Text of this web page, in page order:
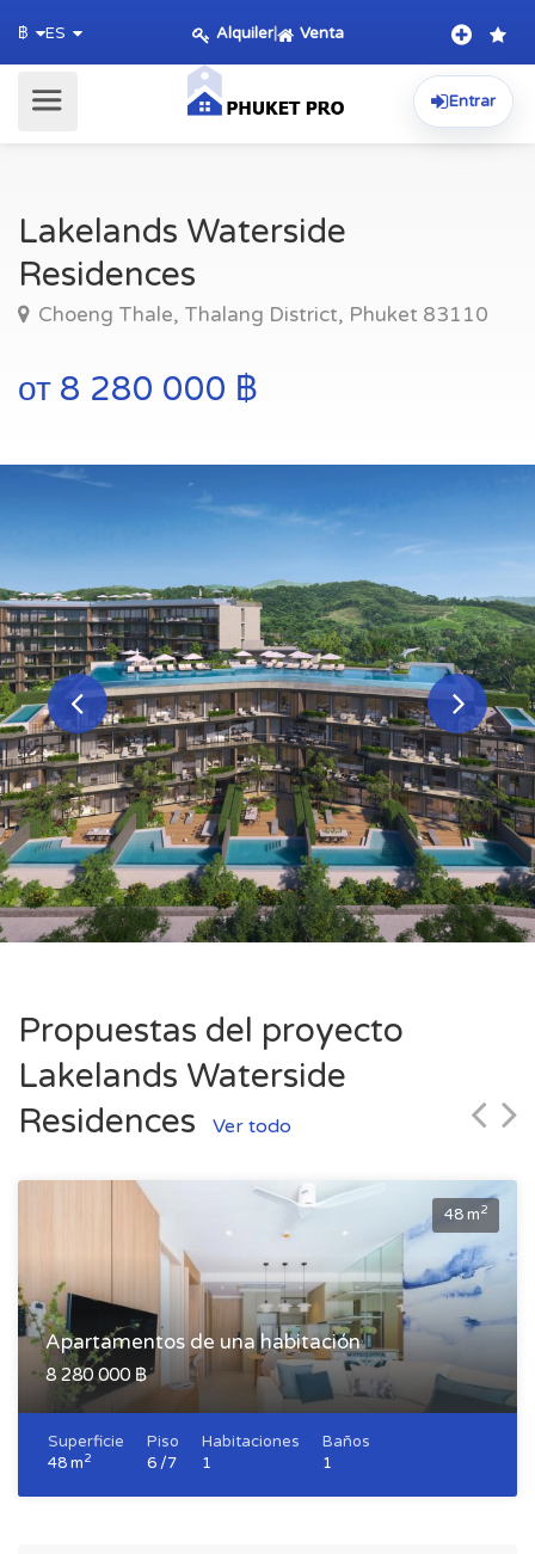
฿ ES Alquiler| Venta
Entrar
Lakelands Waterside
Residences
Choeng Thale, Thalang District, Phuket 83110
от 8 280 000 ฿
Propuestas del proyecto
Lakelands Waterside
Residences
Ver todo
48 m2
Apartamentos de una habitación
8 280 000 ฿
Superficie
48 m2
Piso
6 /7
Habitaciones
1
Baños
1